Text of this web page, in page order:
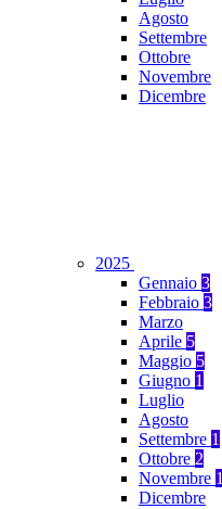
Agosto
Settembre
Ottobre
Novembre
Dicembre
2025
Gennaio 3
Febbraio 3
Marzo
Aprile 5
Maggio 5
Giugno 1
Luglio
Agosto
Settembre 1
Ottobre 2
Novembre 1
Dicembre